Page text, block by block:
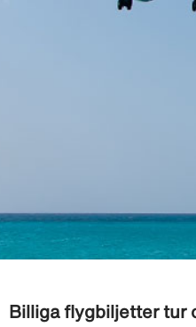
Billiga flygbiljetter tur